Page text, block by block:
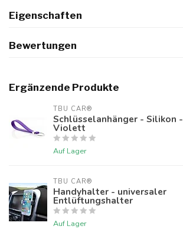
Eigenschaften
Bewertungen
Ergänzende Produkte
TBU CAR®
Schlüsselanhänger - Silikon -
Violett
Auf Lager
TBU CAR®
Handyhalter - universaler
Entlüftungshalter
Auf Lager